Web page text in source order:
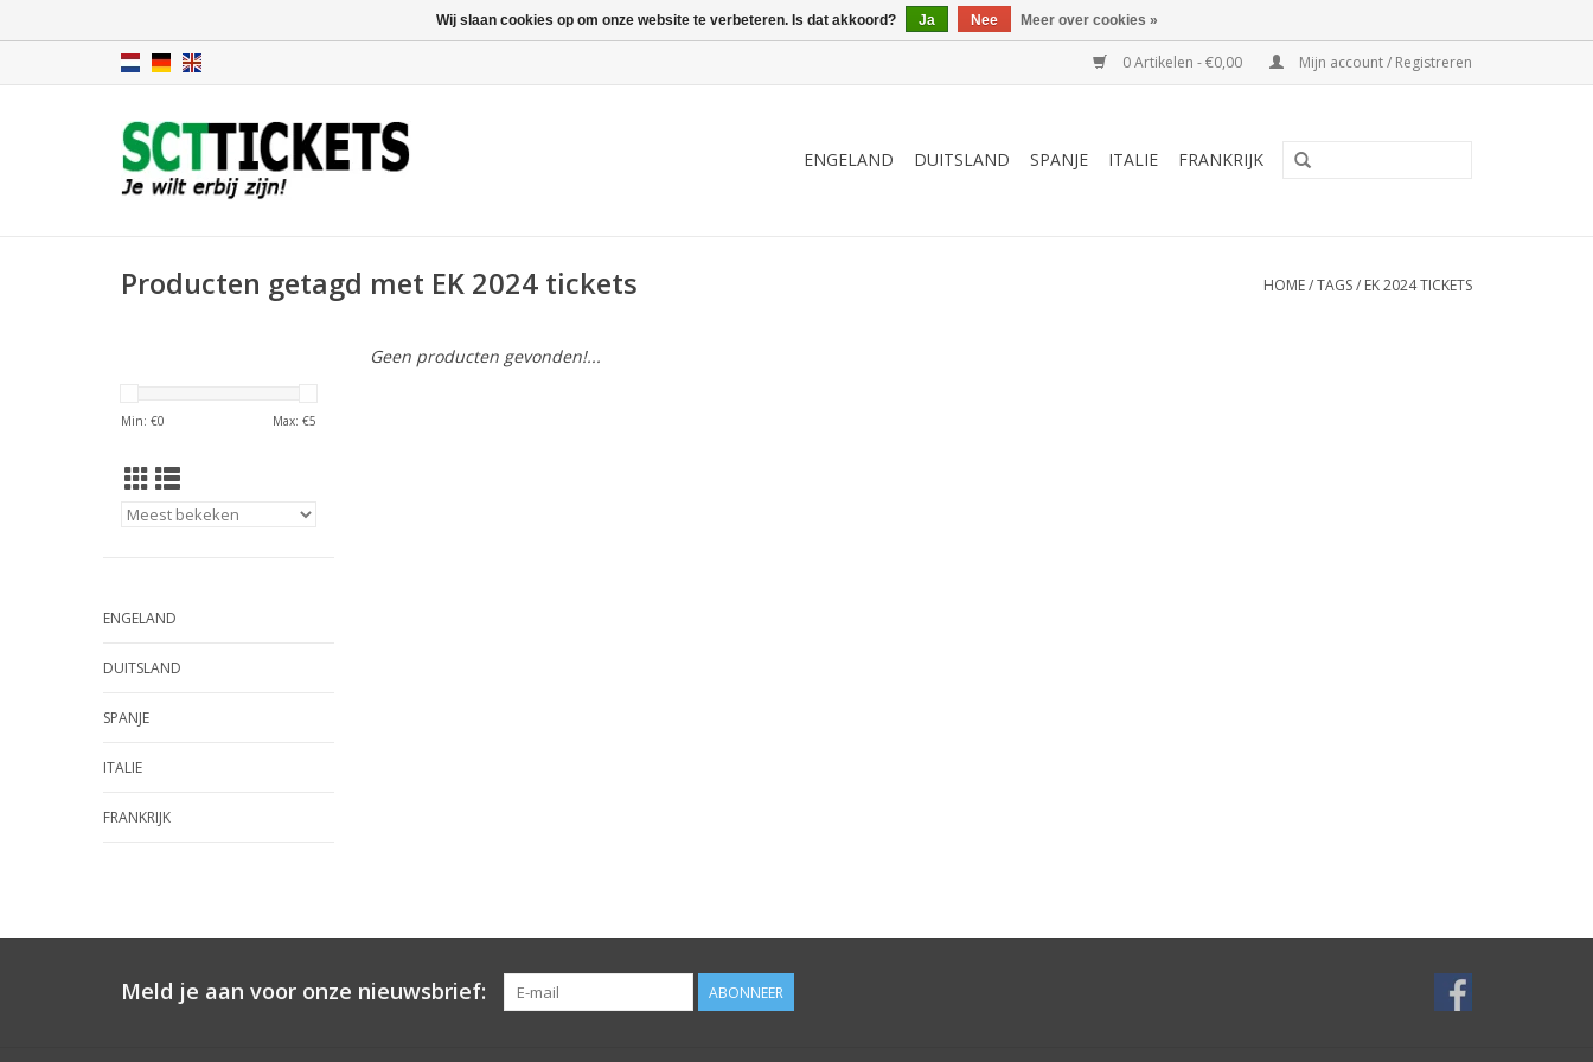
0 Artikelen - €0,00 Mijn account / Registreren
ENGELAND DUITSLAND SPANJE ITALIE FRANKRIJK
Producten getagd met EK 2024 tickets HOME/TAGS/ EK 2024 TICKETS
Min: €0 Max: €5
ENGELAND
DUITSLAND
SPANJE
ITALIE
FRANKRIJK
Geen producten gevonden!...
Meld je aan voor onze nieuwsbrief: ABONNEER
Wij slaan cookies op om onze website te verbeteren. Is dat akkoord? Ja Nee Meer over cookies »